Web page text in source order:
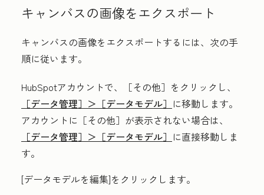
キャンバスの画像をエクスポート
キャンバスの画像をエクスポートするには、次の手
順に従います。
HubSpotアカウントで、
［その他］をクリックし、
［データ管理］＞ ［データモデル］ に移動します。
アカウントに ［その他］が表示されない場合は、
［データ管理］＞ ［データモデル］ に直接移動しま
す。
[データモデルを編集]をクリックします。